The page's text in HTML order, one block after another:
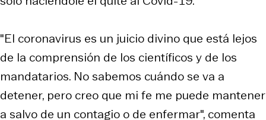
"El coronavirus es un juicio divino que está lejos
de la comprensión de los científicos y de los
mandatarios. No sabemos cuándo se va a
detener, pero creo que mi fe me puede mantener
a salvo de un contagio o de enfermar", comenta